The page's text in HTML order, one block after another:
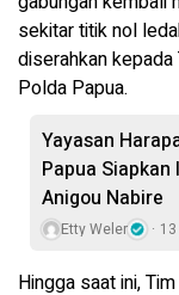
sekitar titik nol
diserahkan
Polda Papua.
Yayasan
Papua
Anigou Nabire
Etty Weler
​Hingga saat ini,